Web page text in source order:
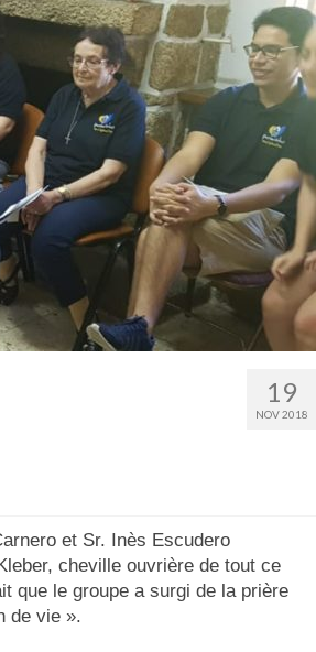
19
NOV 2018
et Sr. Inès Escudero
cheville ouvrière de tout ce
que le groupe a surgi de la prière
de vie ».